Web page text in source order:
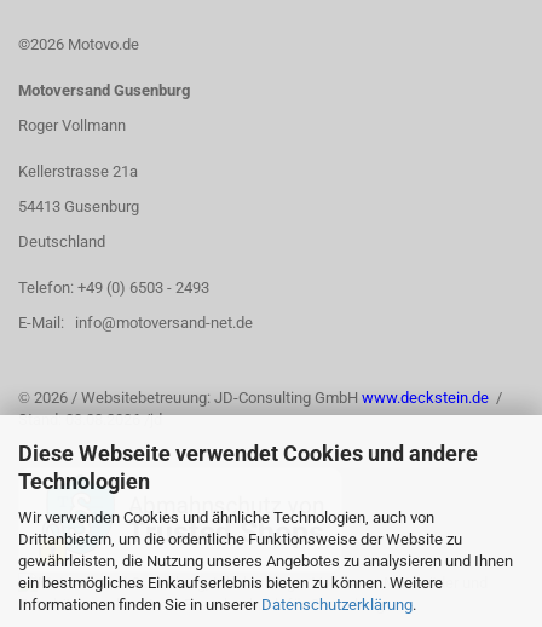
Diese Webseite verwendet Cookies und andere
Technologien
Wir verwenden Cookies und ähnliche Technologien, auch von
Drittanbietern, um die ordentliche Funktionsweise der Website zu
gewährleisten, die Nutzung unseres Angebotes zu analysieren und Ihnen
ein bestmögliches Einkaufserlebnis bieten zu können. Weitere
Informationen finden Sie in unserer Datenschutzerklärung.
©2026 Motovo.de
Motoversand Gusenburg
Roger Vollmann
Kellerstrasse 21a
54413 Gusenburg
Deutschland
Telefon: +49 (0) 6503 - 2493
E-Mail: info@motoversand-net.de
© 2026 / Websitebetreuung: JD-Consulting GmbH www.deckstein.de /
Stand: 03.08.2026 /jd